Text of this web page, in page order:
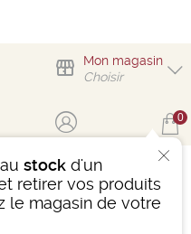
Mon magasin
Choisir
stock d'un
retirer vos produits
le magasin de votre
0
PETIT MOUTON
Vin
Bordeaux